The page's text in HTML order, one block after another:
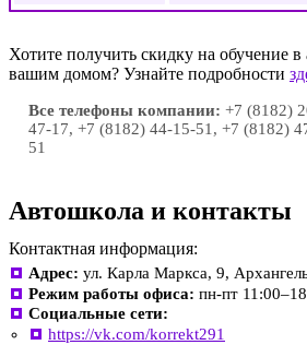
Хотите получить скидку на обучение
вашим домом? Узнайте подробности
Все телефоны компании: +7 (8182)
47-17, +7 (8182) 44-15-51, +7 (8182)
51
Автошкола и контакты
Контактная информация:
Адрес: ул. Карла Маркса, 9,
Режим работы офиса: пн-пт
Социальные сети:
https://vk.com/korrekt291